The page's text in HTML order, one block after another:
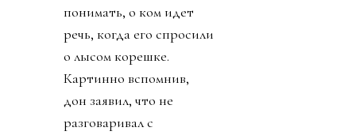
понимать, о ком идет
речь, когда его спросили
о лысом корешке.
Картинно вспомнив,
дон заявил, что не
разговаривал с